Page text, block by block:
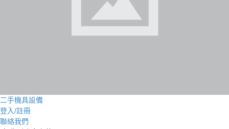
二手機具設備
登入/註冊
聯絡我們